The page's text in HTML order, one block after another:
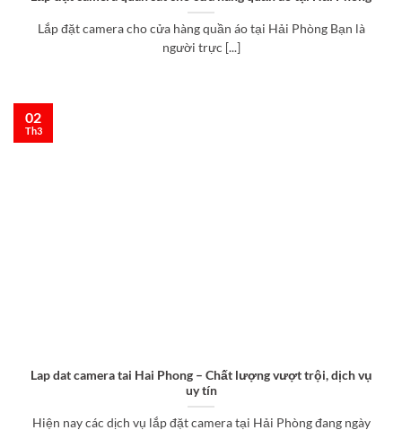
Lắp đặt camera cho cửa hàng quần áo tại Hải Phòng Bạn là
người trực [...]
Lap dat camera tai Hai Phong – Chất lượng vượt trội, dịch vụ
uy tín
Hiện nay các dịch vụ lắp đặt camera tại Hải Phòng đang ngày
02
Th3